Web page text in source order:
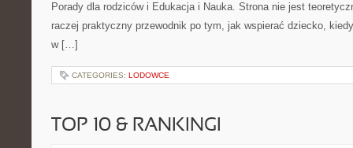
Porady dla rodziców i Edukacja i Nauka. Strona nie jest
raczej praktyczny przewodnik po tym, jak wspierać dziecko,
w […]
CATEGORIES: LODOWCE
TOP 10 & RANKINGI